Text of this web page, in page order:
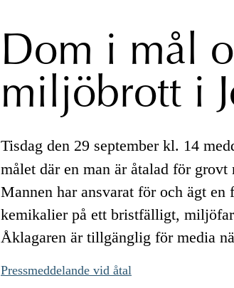
Dom i mål
miljöbrott i
Tisdag den 29 september kl. 14
målet där en man är åtalad för
Mannen har ansvarat för och ägt
kemikalier på ett bristfälligt,
Åklagaren är tillgänglig för media
Pressmeddelande vid åtal